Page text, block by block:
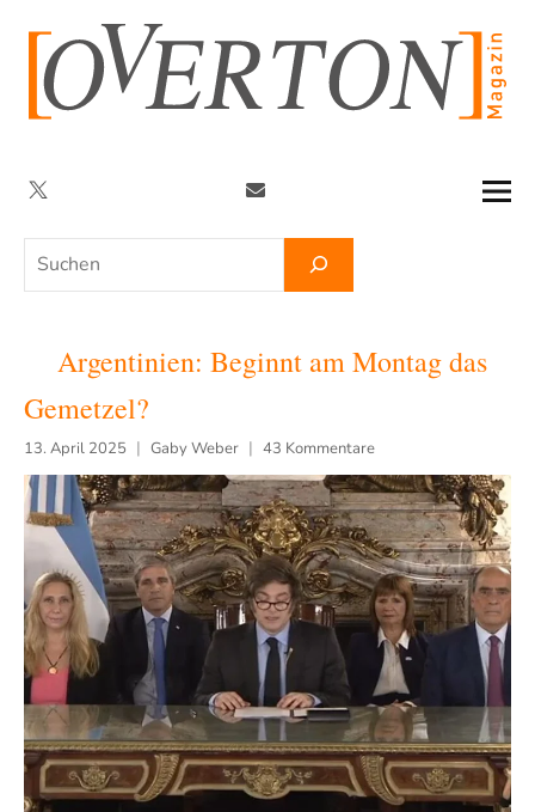
springen
Suchen
Twitter TelegramNewsletter
Argentinien: Beginnt am Montag das
Gemetzel?
13. April 2025 Gaby Weber 43 Kommentare